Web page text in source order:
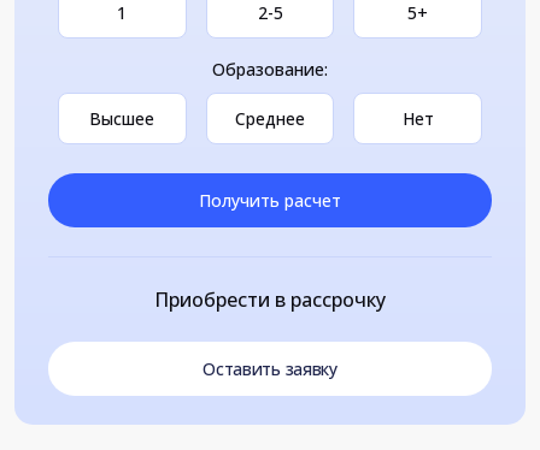
1 2-5 5+
Образование:
Высшее Среднее Нет
Получить расчет
Приобрести в рассрочку
Оставить заявку